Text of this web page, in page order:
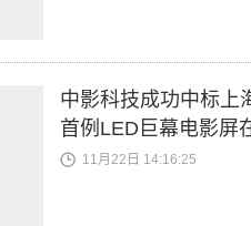
中影科技成功中标上
首例LED巨幕电影屏
11月22日 14:16:25